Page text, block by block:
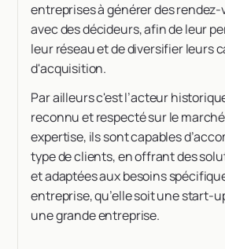
entreprises à générer des
avec des décideurs, afin de leur
leur réseau et de diversifier leurs
d'acquisition.
Par ailleurs c'est l’acteur
reconnu et respecté sur le
expertise, ils sont capables
type de clients, en offrant des
et adaptées aux besoins
entreprise, qu’elle soit une start-
une grande entreprise.